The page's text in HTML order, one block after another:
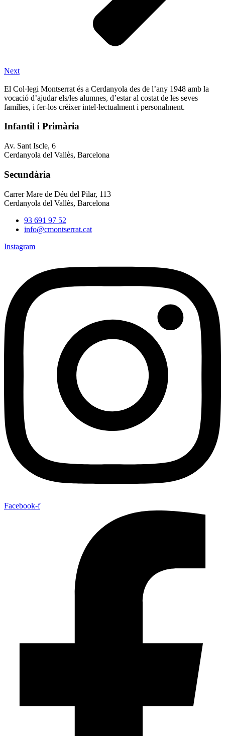
Next
El Col·legi Montserrat és a Cerdanyola des de l’any 1948 amb la
vocació d’ajudar els/les alumnes, d’estar al costat de les seves
famílies, i fer-los créixer intel·lectualment i personalment.
Infantil i Primària
Av. Sant Iscle, 6
Cerdanyola del Vallès, Barcelona
Secundària
Carrer Mare de Déu del Pilar, 113
Cerdanyola del Vallès, Barcelona
93 691 97 52
info@cmontserrat.cat
Instagram
Facebook-f